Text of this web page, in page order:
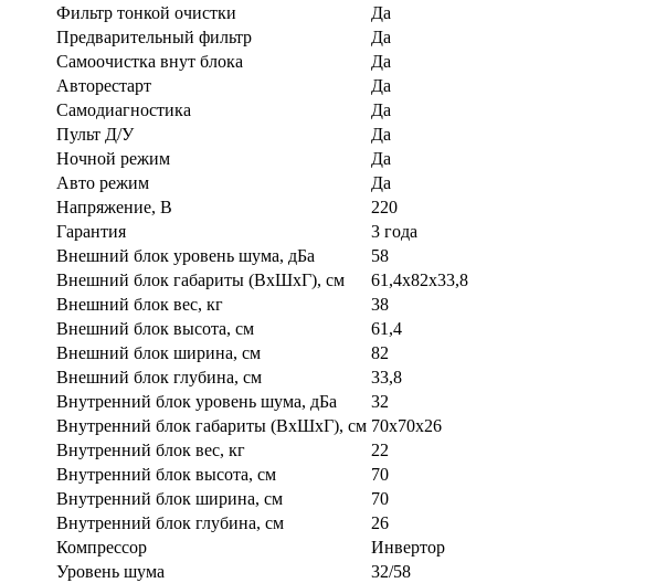
Фильтр тонкой очистки
Да
Предварительный фильтр
Да
Самоочистка внут блока
Да
Авторестарт
Да
Самодиагностика
Да
Пульт Д/У
Да
Ночной режим
Да
Авто режим
Да
Напряжение, В
220
Гарантия
3 года
Внешний блок уровень шума, дБа
58
Внешний блок габариты (ВхШхГ), см
61,4x82x33,8
Внешний блок вес, кг
38
Внешний блок высота, см
61,4
Внешний блок ширина, см
82
Внешний блок глубина, см
33,8
Внутренний блок уровень шума, дБа
32
Внутренний блок габариты (ВхШхГ), см 70х70х26
Внутренний блок вес, кг
22
Внутренний блок высота, см
70
Внутренний блок ширина, см
70
Внутренний блок глубина, см
26
Компрессор
Инвертор
Уровень шума
32/58